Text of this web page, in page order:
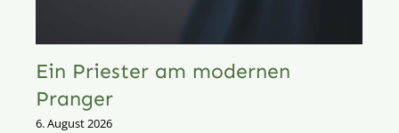
Ein Priester am modernen
Pranger
6. August 2026